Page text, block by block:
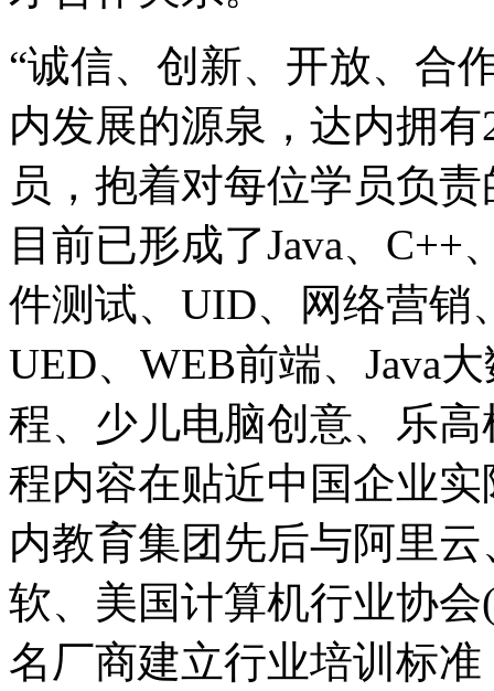
“诚信、创新、开放、合
内发展的源泉，达内拥
员，抱着对每位学员负
目前已形成了Java、C++
件测试、UID、网络营销
UED、WEB前端、Java
程、少儿电脑创意、乐
程内容在贴近中国企业
内教育集团先后与阿里
软、美国计算机行业协
名厂商建立行业培训标